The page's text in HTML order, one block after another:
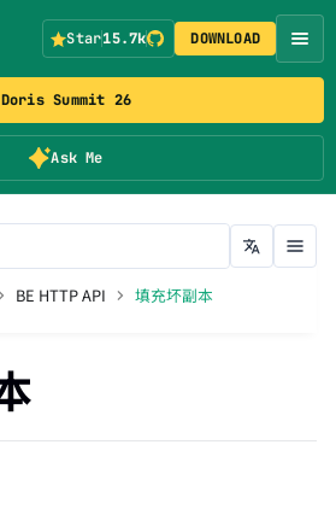
Doris Summit 26
Ask Me
Star15.7k DOWNLOAD
BE HTTP API 填充坏副本